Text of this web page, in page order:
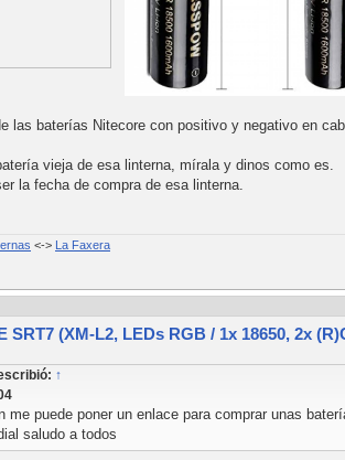
las baterías Nitecore con positivo y negativo en
vieja de esa linterna, mírala y dinos como es.
la fecha de compra de esa linterna.
<-> La Faxera
SRT7 (XM-L2, LEDs RGB / 1x 18650, 2x
↑
me puede poner un enlace para comprar unas
saludo a todos